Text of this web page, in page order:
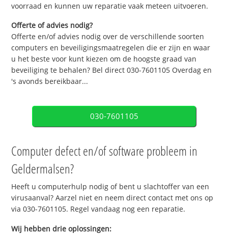
voorraad en kunnen uw reparatie vaak meteen uitvoeren.
Offerte of advies nodig?
Offerte en/of advies nodig over de verschillende soorten
computers en beveiligingsmaatregelen die er zijn en waar
u het beste voor kunt kiezen om de hoogste graad van
beveiliging te behalen? Bel direct 030-7601105 Overdag en
's avonds bereikbaar...
030-7601105
Computer defect en/of software probleem in
Geldermalsen?
Heeft u computerhulp nodig of bent u slachtoffer van een
virusaanval? Aarzel niet en neem direct contact met ons op
via 030-7601105. Regel vandaag nog een reparatie.
Wij hebben drie oplossingen: